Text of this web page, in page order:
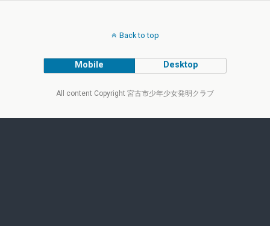
Back to top
Mobile Desktop
All content Copyright 宮古市少年少女発明クラブ